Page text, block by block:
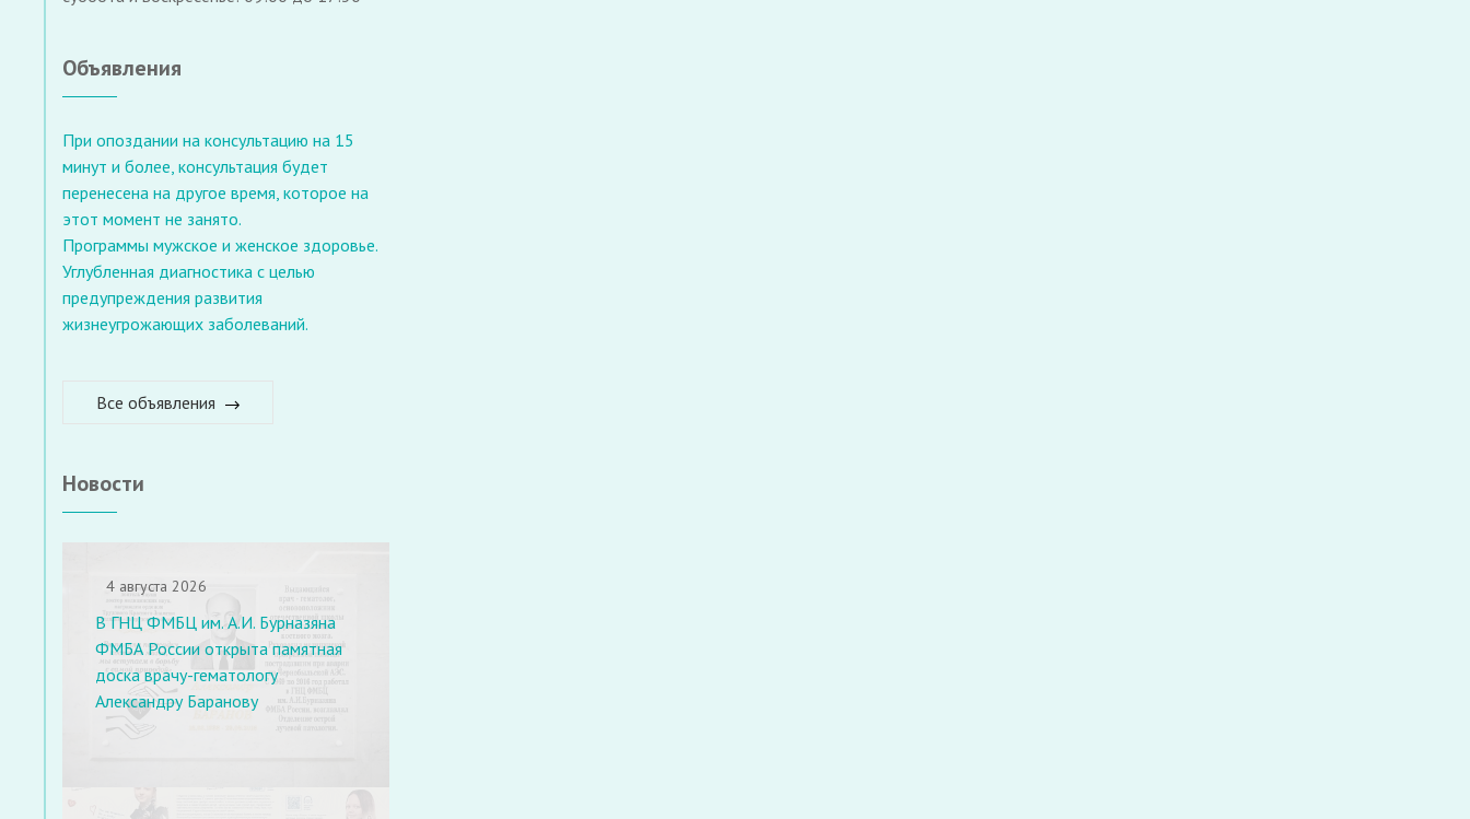
Объявления
При опоздании на консультацию на 15
минут и более, консультация будет
перенесена на другое время, которое на
этот момент не занято.
Программы мужское и женское здоровье.
Углубленная диагностика с целью
предупреждения развития
жизнеугрожающих заболеваний.
Все объявления
Новости
4 августа 2026
В ГНЦ ФМБЦ им. А.И. Бурназяна
ФМБА России открыта памятная
доска врачу-гематологу
Александру Баранову